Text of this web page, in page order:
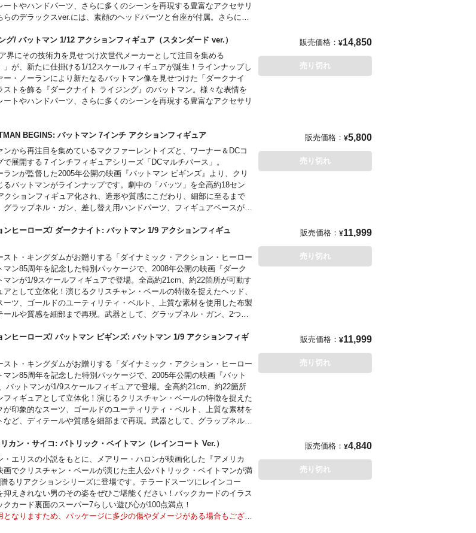
ートやハンドパーツ、さらに多くのシーンを再現する豊富なアクセサリ
らのデラックスver.には、素顔のヘッドパーツと台座が付属。さらに
グ/ バットマン 1/12 アクションフィギュア（スタンダード ver.）
界にその技術力を見せつけ次世代メーカーとして注目を集める
」が、新たに仕掛ける1/12スケールフィギュアが誕生！ラインナップし
ー・ノーランにより新たなるバットマン像を見せつけた「ダークナイ
ストを飾る『ダークナイト ライジング』のバットマン。様々な表情を
ートやハンドパーツ、さらに多くのシーンを再現する豊富なアクセサリ
販売価格： ¥14,850
売り切れ
BEGINS: バットマン 7インチ アクションフィギュア
ンから再注目を集めているマクファーレントイズと、ワーナー＆DCコ
で展開する７インチフィギュアシリーズ「DCマルチバース」。
ランが監督した2005年公開の映画『バットマン ビギンズ』より、クリ
るバットマンがラインナップです。劇中の「バッツ」を全高約18セン
クションフィギュア化され、造形や質感にこだわり、細部に至るまで
ラップネル・ガン、差し替え用ハンドパーツ、フィギュアベースが付
販売価格： ¥5,800
売り切れ
ンヒーローズ/ ダークナイト: バットマン 1/9 アクションフィギュ
スト・キングダムがお贈りする「ダイナミック・アクション・ヒーロー
マン85周年を記念した特別パッケージで、2008年公開の映画『ダーク
マンが1/9スケールフィギュアで登場。全高約21cm、約22箇所が可動す
として立体化！演じるクリスチャン・ベールの特徴を捉えたヘッド、
ーツ、ゴールドのユーティリティ・ベルト、上質な素材を使用した布製
ルや質感を細部まで再現。武器として、グラップネル・ガン、2つの
all related characters and elements © & ™ DC and Warner Bros.
SHIELD: © & ™ WBEI (s24)
販売価格： ¥11,999
売り切れ
ンヒーローズ/ バットマン ビギンズ: バットマン 1/9 アクションフィギ
スト・キングダムがお贈りする「ダイナミック・アクション・ヒーロー
マン85周年を記念した特別パッケージで、2005年公開の映画『バット
バットマンが1/9スケールフィギュアで登場。全高約21cm、約22箇所
フィギュアとして立体化！演じるクリスチャン・ベールの特徴を捉えた
が印象的なスーツ、ゴールドのユーティリティ・ベルト、上質な素材を
ど、ディテールや質感を細部まで再現。武器として、グラップネル・
all related characters and elements © & ™ DC and Warner Bros.
SHIELD: © & ™ WBEI (s24)
販売価格： ¥11,999
売り切れ
リカン・サイコ: パトリック・ベイトマン（レインコート Ver.）
・エリスの小説をもとに、メアリー・ハロンが映画化した『アメリカ
画でクリスチャン・ベールが演じた主人公パトリック・ベイトマンが満
るリアクションシリーズに登場です。テラードスーツにレインコー
抑えきれない男のその姿をぜひご堪能ください！バックカードのイラス
クカード裏面のスーパー7らしい遊び心が100点満点！
なりますため、パッケージに多少の傷やダメージがある場合もござい
販売価格： ¥4,840
売り切れ